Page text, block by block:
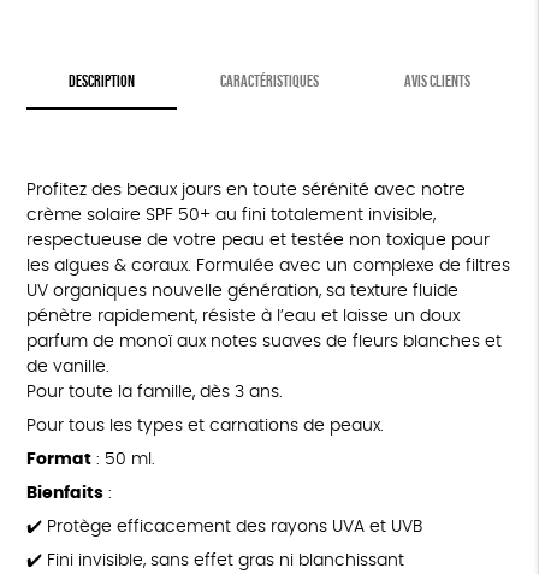
DESCRIPTION CARACTÉRISTIQUES AVIS CLIENTS
Profitez des beaux jours en toute sérénité avec notre
crème solaire SPF 50+ au fini totalement invisible,
respectueuse de votre peau et testée non toxique pour
les algues & coraux. Formulée avec un complexe de filtres
UV organiques nouvelle génération, sa texture fluide
pénètre rapidement, résiste à l’eau et laisse un doux
parfum de monoï aux notes suaves de fleurs blanches et
de vanille.
Pour toute la famille, dès 3 ans.
Pour tous les types et carnations de peaux.
Format: 50 ml.
Bienfaits:
✔️ Protège efficacement des rayons UVA et UVB
✔️ Fini invisible, sans effet gras ni blanchissant